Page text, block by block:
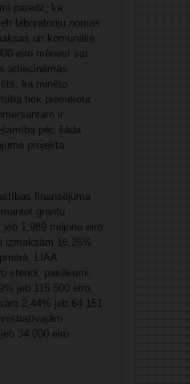
paredz, ka
laboratoriju nomas
un komunālie
eiro mēnesī var
attiecināmās
ka minēto
tiek piemērota
ir
pēc šāda
projekta
finansējuma
grantu
1,989 miljonu eiro
izmaksām 16,26%
LIAA
stendi, pasākumi,
jeb 115 500 eiro,
2,44% jeb 64 151
34 000 eiro.